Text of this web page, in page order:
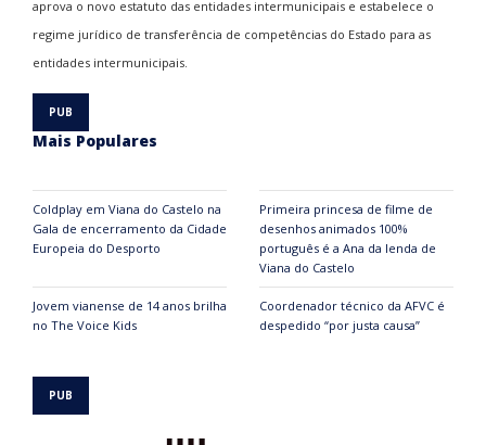
aprova o novo estatuto das entidades intermunicipais e estabelece o
regime jurídico de transferência de competências do Estado para as
entidades intermunicipais.
Mais Populares
Coldplay em Viana do Castelo na
Gala de encerramento da Cidade
Europeia do Desporto
Primeira princesa de filme de
desenhos animados 100%
português é a Ana da lenda de
Viana do Castelo
Jovem vianense de 14 anos brilha
no The Voice Kids
Coordenador técnico da AFVC é
despedido “por justa causa”